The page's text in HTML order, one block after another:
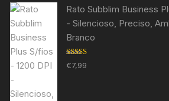
Rato Subblim Business
- Silencioso, Preciso,
Branco
Avaliação
5.00de 5
€7,99